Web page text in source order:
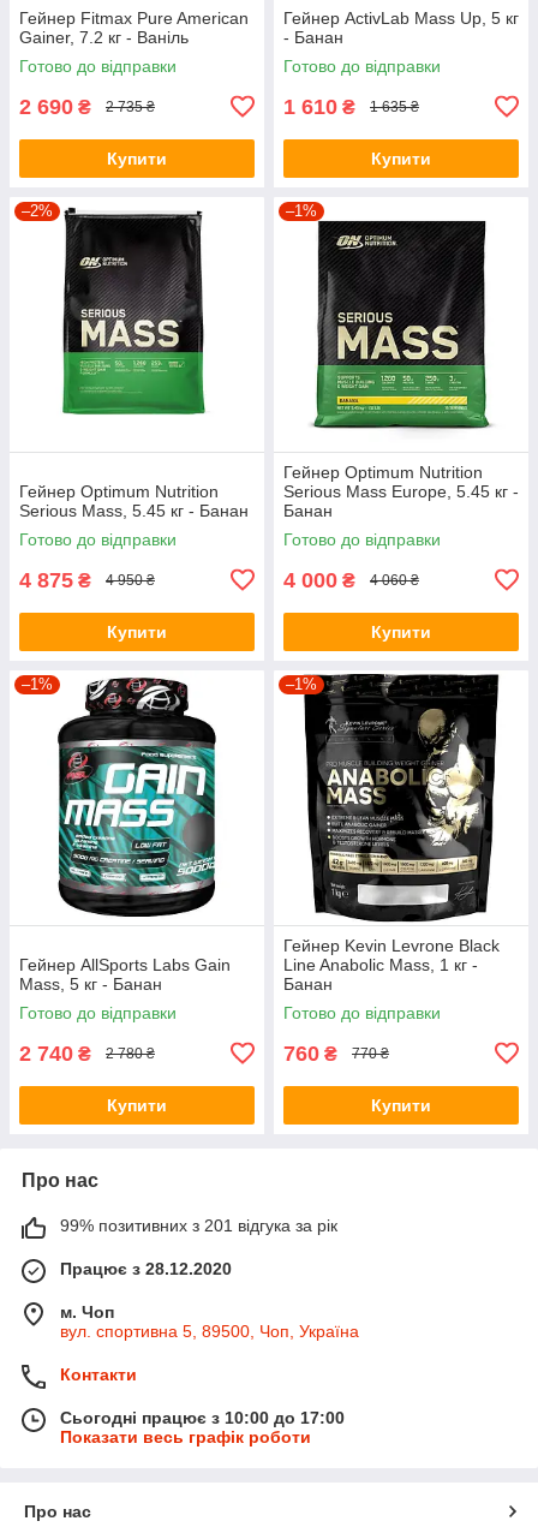
Гейнер Fitmax Pure American
Gainer, 7.2 кг - Ваніль
Готово до відправки
2 690 ₴ 2 735 ₴
Купити
Гейнер ActivLab Mass Up, 5 кг
- Банан
Готово до відправки
1 610 ₴ 1 635 ₴
Купити
–2%
Гейнер Optimum Nutrition
Serious Mass, 5.45 кг - Банан
Готово до відправки
4 875 ₴ 4 950 ₴
Купити
–1%
Гейнер Optimum Nutrition
Serious Mass Europe, 5.45 кг -
Банан
Готово до відправки
4 000 ₴ 4 060 ₴
Купити
–1%
Гейнер AllSports Labs Gain
Mass, 5 кг - Банан
Готово до відправки
2 740 ₴ 2 780 ₴
Купити
–1%
Гейнер Kevin Levrone Black
Line Anabolic Mass, 1 кг -
Банан
Готово до відправки
760 ₴ 770 ₴
Купити
Про нас
99% позитивних з 201 відгука за рік
Працює з 28.12.2020
м. Чоп
вул. спортивна 5, 89500, Чоп, Україна
Контакти
Сьогодні працює з 10:00 до 17:00
Показати весь графік роботи
Про нас